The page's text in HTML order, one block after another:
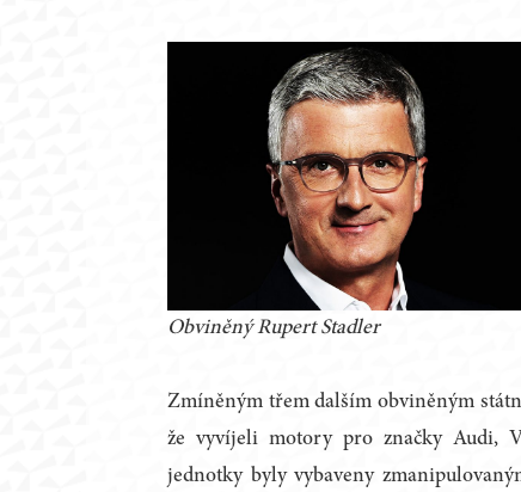
Obviněný Rupert Stadler
Zmíněným třem dalším obviněným
že vyvíjeli motory pro značky Audi,
jednotky byly vybaveny